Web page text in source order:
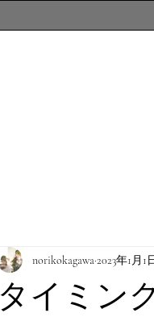
タイミン
norikokagawa2023年1月1